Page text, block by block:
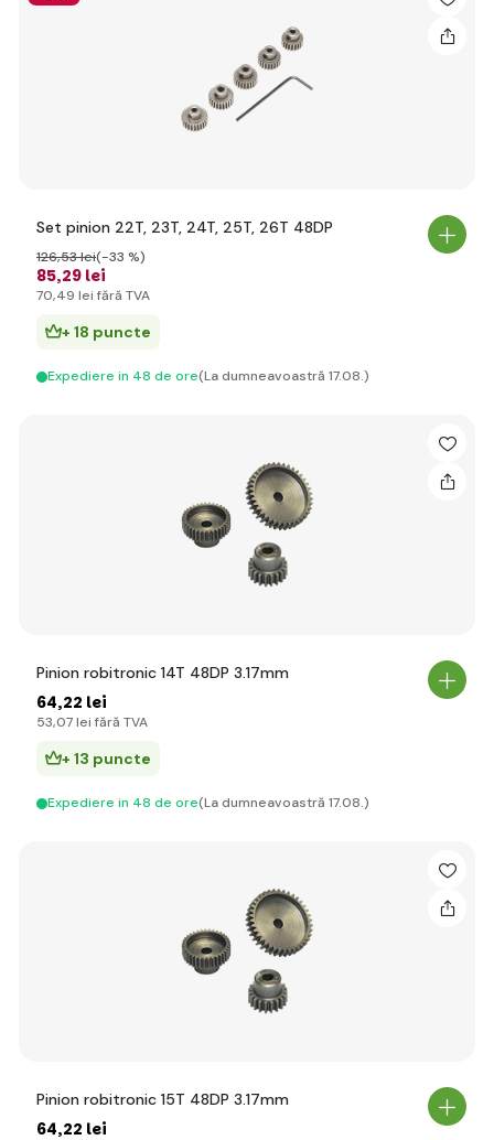
Set pinion 22T, 23T, 24T, 25T, 26T 48DP
85,29 lei
126,53 lei(-33 %)
70,49 lei fără TVA
+ 18 puncte
Expediere in 48 de ore(La dumneavoastră 17.08.)
Pinion robitronic 14T 48DP 3.17mm
64,22 lei
53,07 lei fără TVA
+ 13 puncte
Expediere in 48 de ore(La dumneavoastră 17.08.)
Pinion robitronic 15T 48DP 3.17mm
64,22 lei